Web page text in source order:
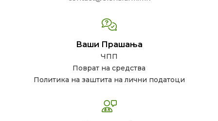
Ваши Прашања
ЧПП
Поврат на средства
Политика на заштита на лични податоци